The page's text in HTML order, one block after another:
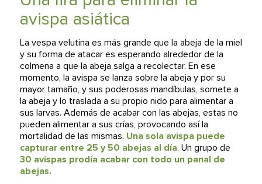
avispa asiática
La vespa velutina es más grande que la abeja de la miel
y su forma de atacar es esperando alrededor de la
colmena a que la abeja salga a recolectar. En ese
momento, la avispa se lanza sobre la abeja y por su
mayor tamaño, y sus poderosas mandíbulas, somete a
la abeja y lo traslada a su propio nido para alimentar a
sus larvas. Además de acabar con las abejas, estas no
pueden alimentar a sus crías, provocando así la
mortalidad de las mismas. Una sola avispa puede
capturar entre 25 y 50 abejas al día. Un grupo de
30 avispas prodía acabar con todo un panal de
abejas.